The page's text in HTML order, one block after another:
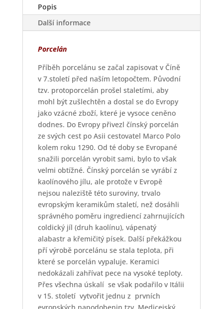
Popis
Další informace
Porcelán
Příběh porcelánu se začal zapisovat v Číně
v 7.století před naším letopočtem. Původní
tzv. protoporcelán prošel staletími, aby
mohl být zušlechtěn a dostal se do Evropy
jako vzácné zboží, které je vysoce ceněno
dodnes. Do Evropy přivezl čínský porcelán
ze svých cest po Asii cestovatel Marco Polo
kolem roku 1290. Od té doby se Evropané
snažili porcelán vyrobit sami, bylo to však
velmi obtížné. Čínský porcelán se vyrábí z
kaolínového jílu, ale protože v Evropě
nejsou naleziště této suroviny, trvalo
evropským keramikům staletí, než dosáhli
správného poměru ingrediencí zahrnujících
coldický jíl (druh kaolínu), vápenatý
alabastr a křemičitý písek. Další překážkou
pří výrobě porcelánu se stala teplota, při
které se porcelán vypaluje. Keramici
nedokázali zahřívat pece na vysoké teploty.
Přes všechna úskalí se však podařilo v Itálii
v 15. století vytvořit jednu z prvních